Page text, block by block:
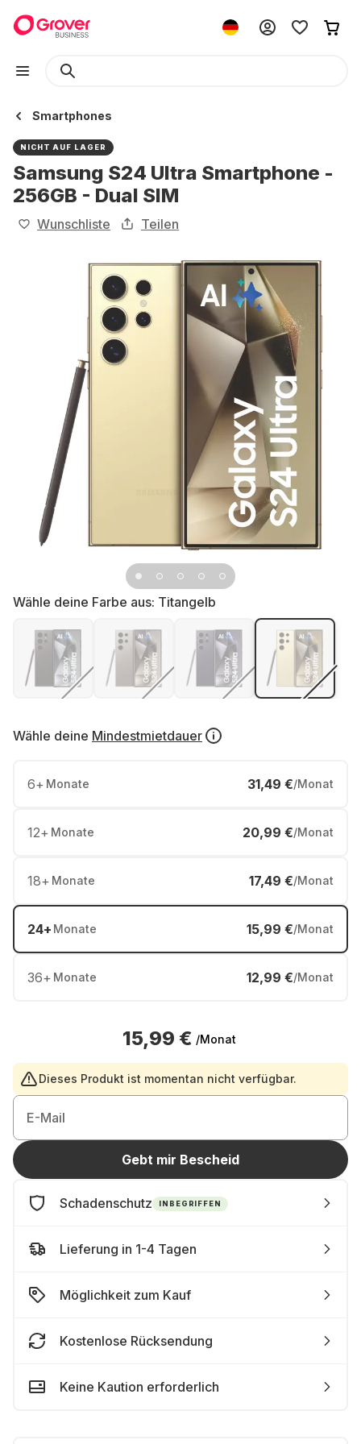
Smartphones
NICHT AUF LAGER
Samsung S24 Ultra Smartphone -
256GB - Dual SIM
Wunschliste Teilen
Wähle deine Farbe aus: Titangelb
Wähle deine Mindestmietdauer
6+ Monate 31,49 €/Monat
12+ Monate 20,99 €/Monat
18+ Monate 17,49 €/Monat
24+ Monate 15,99 €/Monat
36+ Monate 12,99 €/Monat
15,99 € /Monat
Dieses Produkt ist momentan nicht verfügbar.
E-Mail
Gebt mir Bescheid
Schadenschutz INBEGRIFFEN
Lieferung in 1-4 Tagen
Möglichkeit zum Kauf
Kostenlose Rücksendung
Keine Kaution erforderlich